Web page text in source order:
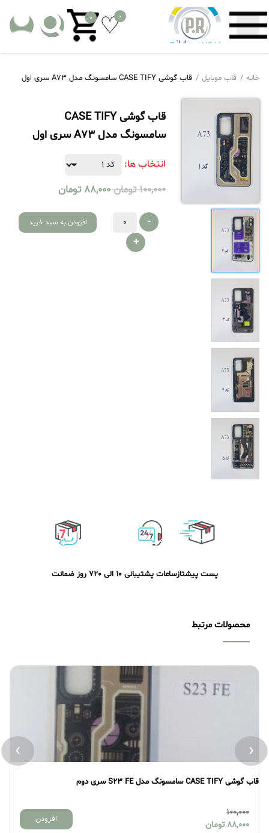
0
0
خانه قاب موبایل قاب گوشی CASE TIFY سامسونگ مدل A73 سری اول
قاب گوشی CASE TIFY
سامسونگ مدل A73 سری اول
انتخاب ها:
100,000 تومان 88,000 تومان
-
+
افزودن به سبد خرید
پست پیشتازساعات پشتیبانی 10 الی 20 7 روز ضمانت
محصولات مرتبط
قاب گوشی CASE TIFY سامسونگ مدل S23 FE سری دوم
100,000
88,000 تومان
افزودن
‹
›